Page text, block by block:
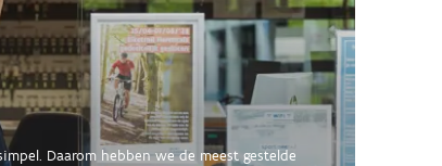
Daarom hebben we de meest gestelde